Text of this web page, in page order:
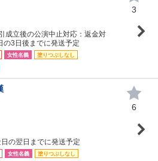
立後の公演中止対応：返金対
の3日後までに発送予定
女性名義
塗りつぶしなし
3
の翌日までに発送予定
女性名義
塗りつぶしなし
6